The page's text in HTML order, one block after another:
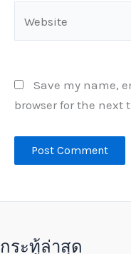
Save my name,
browser for the next
กระทู้ล่าสุด